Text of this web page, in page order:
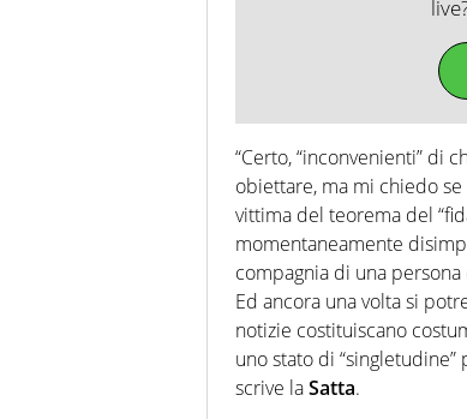
“Certo, “inconvenienti” di
obiettare, ma mi chiedo
vittima del teorema del
momentaneamente
compagnia di una persona
Ed ancora una volta si
notizie costituiscano
uno stato di
scrive laSatta.